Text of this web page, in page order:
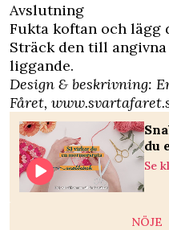
Avslutning
Fukta koftan och lägg
Sträck den till
liggande.
Design & beskrivning:
Fåret,
du
Se
NÖJE